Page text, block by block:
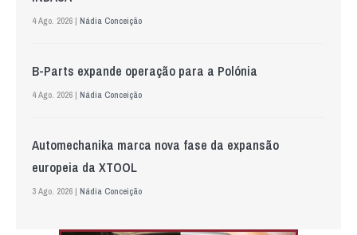
4 Ago. 2026 | Nádia Conceição
B-Parts expande operação para a Polónia
4 Ago. 2026 | Nádia Conceição
Automechanika marca nova fase da expansão
europeia da XTOOL
3 Ago. 2026 | Nádia Conceição